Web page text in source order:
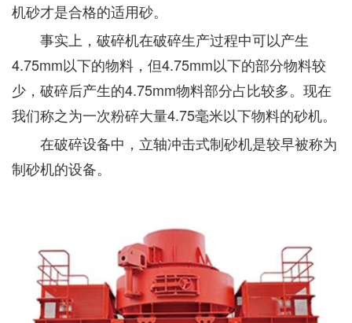
机砂才是合格的适用砂。
事实上，破碎机在破碎生产过程中可以产生
4.75mm以下的物料，但4.75mm以下的部分物料较
少，破碎后产生的4.75mm物料部分占比较多。现在
我们称之为一次粉碎大量4.75毫米以下物料的砂机。
在破碎设备中，立轴冲击式制砂机是较早被称为
制砂机的设备。